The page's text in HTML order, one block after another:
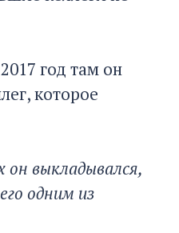
год там он
которое
он выкладывался,
одним из